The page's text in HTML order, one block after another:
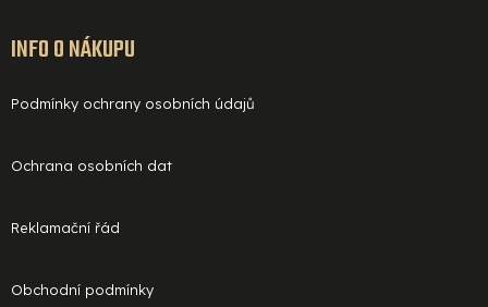
INFO O NÁKUPU
Podmínky ochrany osobních údajů
Ochrana osobních dat
Reklamační řád
Obchodní podmínky